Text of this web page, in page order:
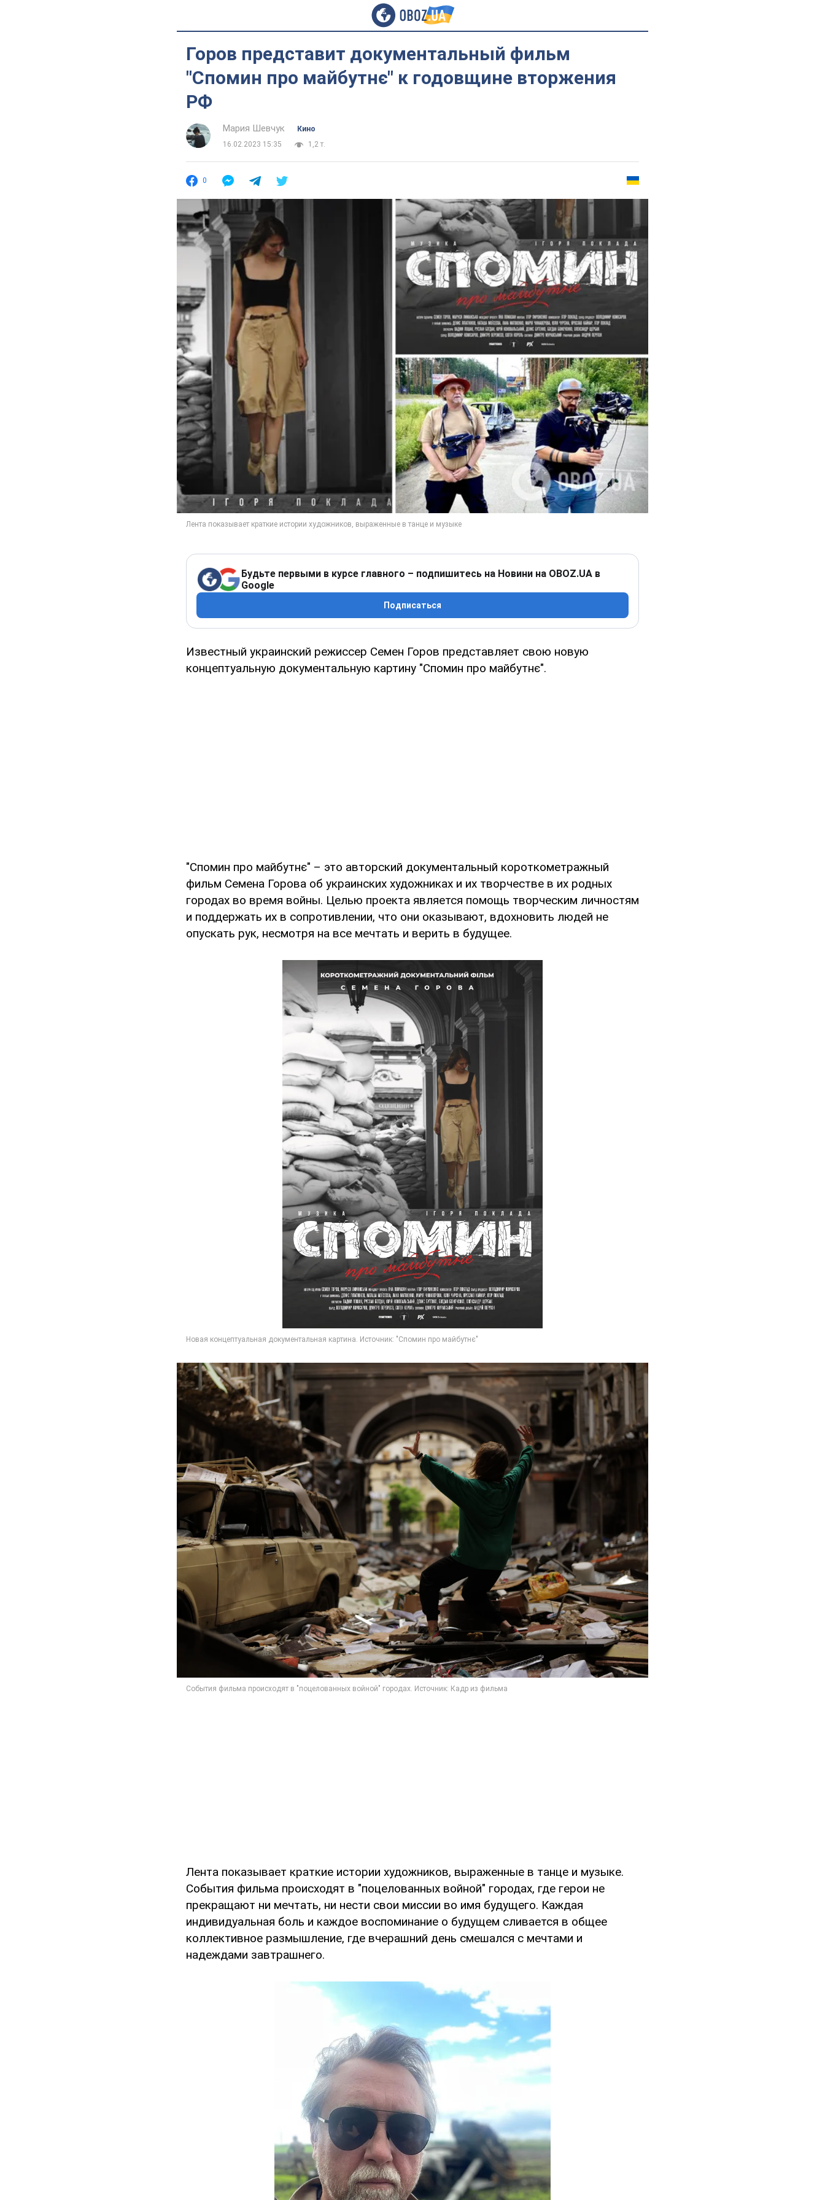
Горов представит документальный фильм
"Спомин про майбутнє" к годовщине вторжения
РФ
Мария Шевчук
Кино
16.02.2023 15:35
1,2 т.
0
Будьте первыми в курсе главного – подпишитесь на Новини на OBOZ.UA в
Google
Подписаться
Известный украинский режиссер Семен Горов представляет свою новую
концептуальную документальную картину "Спомин про майбутнє".
"Спомин про майбутнє" – это авторский документальный короткометражный
фильм Семена Горова об украинских художниках и их творчестве в их родных
городах во время войны. Целью проекта является помощь творческим личностям
и поддержать их в сопротивлении, что они оказывают, вдохновить людей не
опускать рук, несмотря на все мечтать и верить в будущее.
Лента показывает краткие истории художников, выраженные в танце и музыке.
События фильма происходят в "поцелованных войной" городах, где герои не
прекращают ни мечтать, ни нести свои миссии во имя будущего. Каждая
индивидуальная боль и каждое воспоминание о будущем сливается в общее
коллективное размышление, где вчерашний день смешался с мечтами и
надеждами завтрашнего.